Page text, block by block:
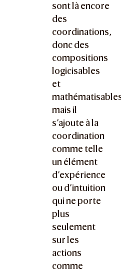
sont là encore
des
coordinations,
donc des
compositions
logicisables
et
mais il
s’ajoute à la
coordination
comme telle
un élément
d’expérience
ou d’intuition
qui ne porte
plus
seulement
sur les
actions
comme